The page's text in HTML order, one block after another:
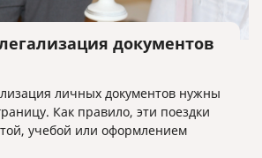
документов
личных документов нужны
Как правило, эти поездки
учебой или оформлением